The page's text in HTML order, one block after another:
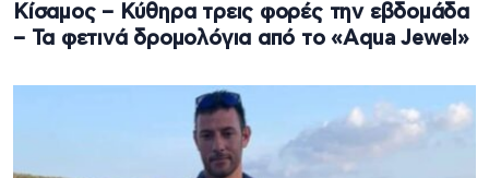
Κίσαμος – Κύθηρα τρεις φορές την εβδομάδα
– Τα φετινά δρομολόγια από το «Aqua Jewel»